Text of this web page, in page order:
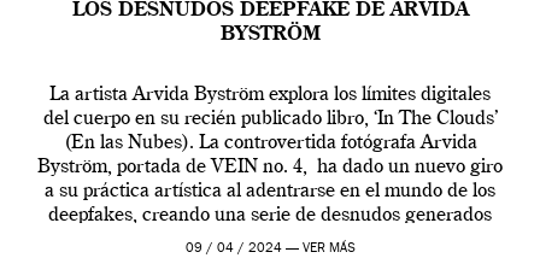
LOS DESNUDOS DEEPFAKE DE ARVIDA
BYSTRÖM
La artista Arvida Byström explora los límites digitales
del cuerpo en su recién publicado libro, ‘In The Clouds’
(En las Nubes). La controvertida fotógrafa Arvida
Byström, portada de VEIN no. 4, ha dado un nuevo giro
a su práctica artística al adentrarse en el mundo de los
deepfakes, creando una serie de desnudos generados
por […]
09 / 04 / 2024 — VER MÁS